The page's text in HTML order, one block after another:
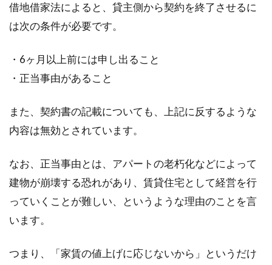
借地借家法によると、貸主側から契約を終了させるに
は次の条件が必要です。
・6ヶ月以上前には申し出ること
・正当事由があること
また、契約書の記載についても、上記に反するような
内容は無効とされています。
なお、正当事由とは、アパートの老朽化などによって
建物が崩壊する恐れがあり、賃貸住宅として経営を行
っていくことが難しい、というような理由のことを言
います。
つまり、「家賃の値上げに応じないから」というだけ